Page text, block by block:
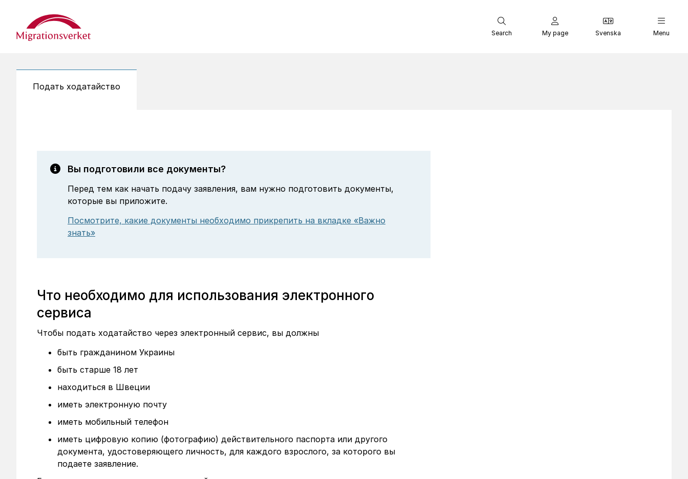
Start
Search My page Svenska Menu
Подать ходатайство
Вы подготовили все документы?
Перед тем как начать подачу заявления, вам нужно подготовить документы,
которые вы приложите.
Посмотрите, какие документы необходимо прикрепить на вкладке «Важно
знать»
Что необходимо для использования электронного
сервиса
Чтобы подать ходатайство через электронный сервис, вы должны
быть гражданином Украины
быть старше 18 лет
находиться в Швеции
иметь электронную почту
иметь мобильный телефон
иметь цифровую копию (фотографию) действительного паспорта или другого
документа, удостоверяющего личность, для каждого взрослого, за которого вы
подаете заявление.